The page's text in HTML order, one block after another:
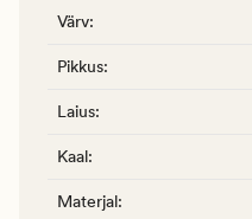
Värv:
Pikkus:
Laius:
Kaal:
Materjal: